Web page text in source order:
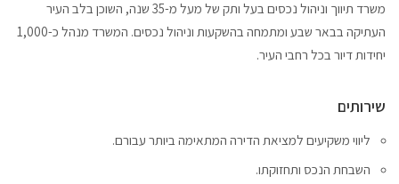
משרד תיווך וניהול נכסים בעל ותק של מעל מ-35 שנה, השוכן בלב העיר
העתיקה בבאר שבע ומתמחה בהשקעות וניהול נכסים. המשרד מנהל כ-1,000
יחידות דיור בכל רחבי העיר.
שירותים
ליווי משקיעים למציאת הדירה המתאימה ביותר עבורם.
השבחת הנכס ותחזוקתו.